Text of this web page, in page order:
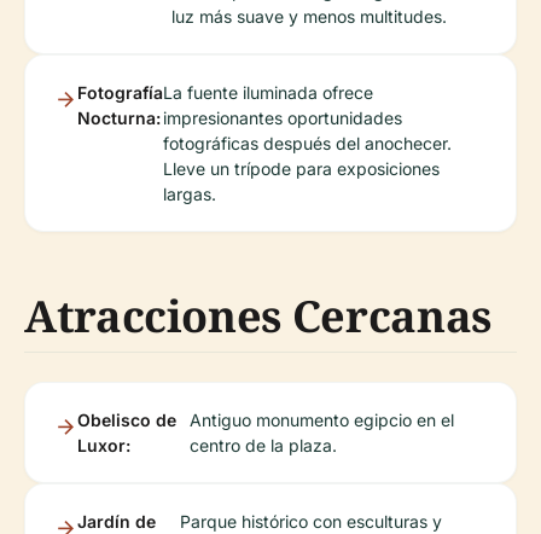
luz más suave y menos multitudes.
Fotografía
Nocturna:
La fuente iluminada ofrece
impresionantes oportunidades
fotográficas después del anochecer.
Lleve un trípode para exposiciones
largas.
Atracciones Cercanas
Obelisco de
Luxor:
Antiguo monumento egipcio en el
centro de la plaza.
Jardín de
Parque histórico con esculturas y